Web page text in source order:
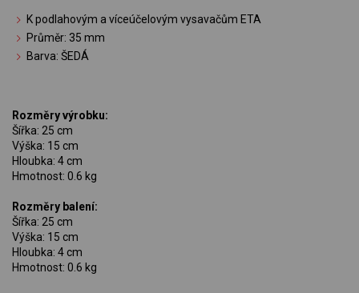
K podlahovým a víceúčelovým vysavačům ETA
Průměr: 35 mm
Barva: ŠEDÁ
Rozměry výrobku:
Šířka: 25 cm
Výška: 15 cm
Hloubka: 4 cm
Hmotnost: 0.6 kg
Rozměry balení:
Šířka: 25 cm
Výška: 15 cm
Hloubka: 4 cm
Hmotnost: 0.6 kg